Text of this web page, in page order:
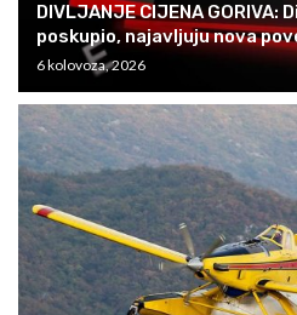
DIVLJANJE CIJENA
poskupio, najavljuju nova
6 kolovoza, 2026